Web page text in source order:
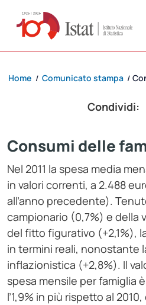
Home / Comunicato stampa /
Condividi:
Consumi delle
Nel 2011 la spesa media
in valori correnti, a 2.488
all’anno precedente).
campionario (0,7%) e della
del fitto figurativo (+2,1%),
in termini reali, nonostante
inflazionistica (+2,8%). Il
spesa mensile per famiglia
l’1,9% in più rispetto al